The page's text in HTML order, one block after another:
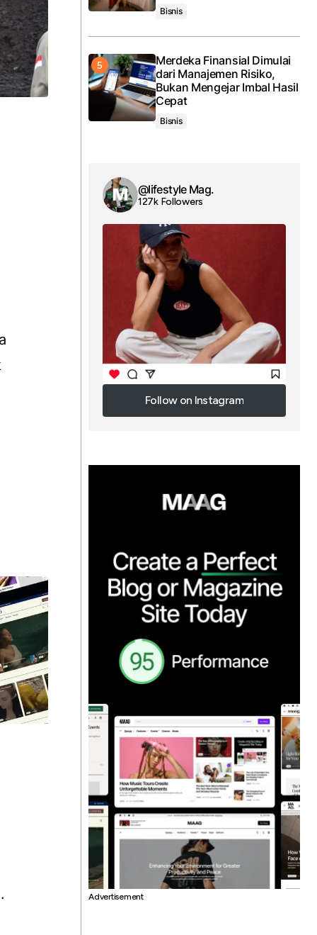
Bisnis
Merdeka Finansial Dimulai
dari Manajemen Risiko,
Bukan Mengejar Imbal Hasil
Cepat
Bisnis
@lifestyle Mag.
127k Followers
Follow on Instagram
Follow on Instagram
Advertisement